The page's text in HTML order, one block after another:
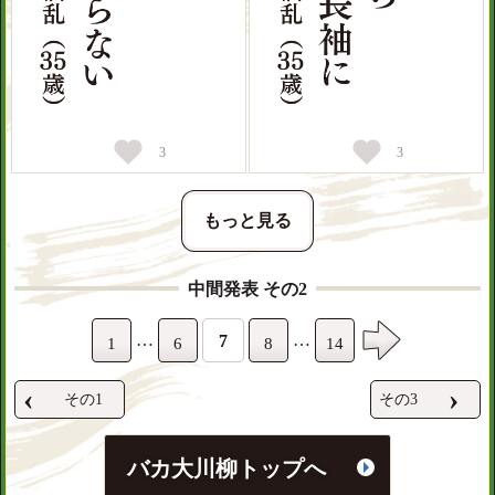
3 3
もっと見る
中間発表 その2
1 … 6 7 8 … 14
‹ その1 その3 ›
バカ大川柳トップへ